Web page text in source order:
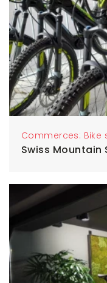
Commerces: Bike
Swiss Mountain